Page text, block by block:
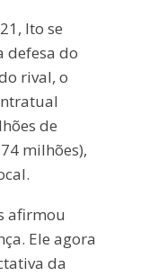
Ito se
defesa do
rival, o
de
milhões),
afirmou
Ele agora
da